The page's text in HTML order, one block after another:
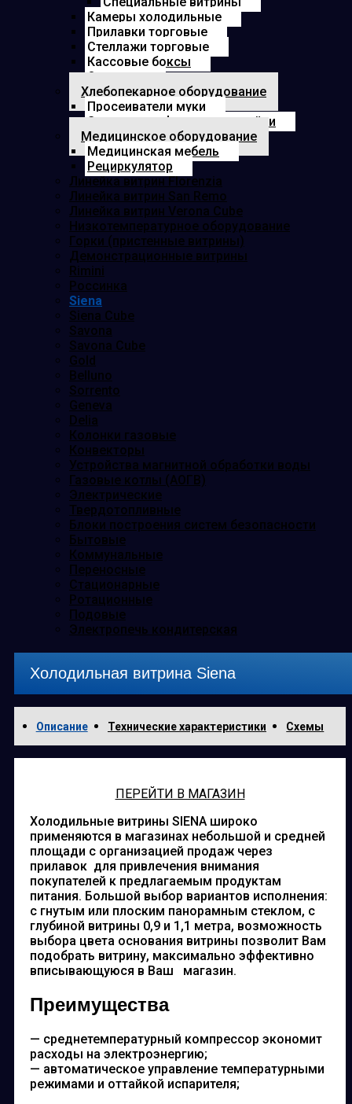
Камеры холодильные
Прилавки торговые
Стеллажи торговые
Кассовые боксы
Озонатор
Хлебопекарное оборудование
Просеиватели муки
Электрошкафы для расстойки
Медицинское оборудование
Медицинская мебель
Рециркулятор
Линейка витрин Florenzia
Линейка витрин San Remo
Линейка витрин Verona Cube
Низкотемпературное оборудование
Горки (пристенные витрины)
Демонстрационные витрины
Rimini
Россинка
Siena
Siena Cube
Savona
Savona Cube
Gold
Belluno
Sorrento
Geneva
Delia
Колонки газовые
Конвекторы
Устройства магнитной обработки воды
Газовые котлы (АОГВ)
Электрические
Твердотопливные
Блоки построения систем безопасности
Бытовые
Коммунальные
Переносные
Стационарные
Ротационные
Подовые
Электропечь кондитерская
Холодильная витрина Siena
Описание Технические характеристики Схемы
ПЕРЕЙТИ В МАГАЗИН
Холодильные витрины SIENA широко
применяются в магазинах небольшой и средней
площади с организацией продаж через
прилавок для привлечения внимания
покупателей к предлагаемым продуктам
питания. Большой выбор вариантов исполнения:
с гнутым или плоским панорамным стеклом, с
глубиной витрины 0,9 и 1,1 метра, возможность
выбора цвета основания витрины позволит Вам
подобрать витрину, максимально эффективно
вписывающуюся в Ваш магазин.
Преимущества
— среднетемпературный компрессор экономит
расходы на электроэнергию;
— автоматическое управление температурными
режимами и оттайкой испарителя;